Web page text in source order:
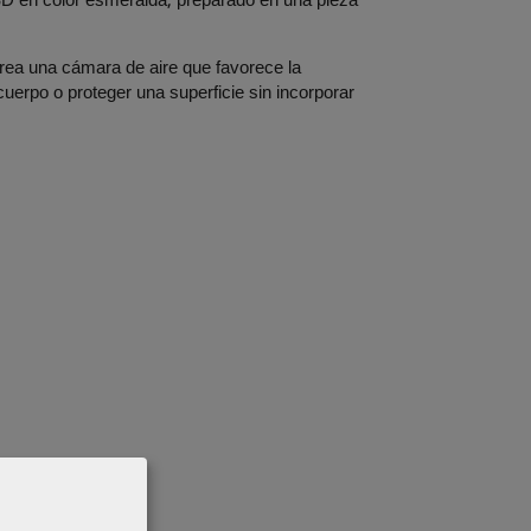
una cámara de aire que favorece la
o proteger una superficie sin incorporar